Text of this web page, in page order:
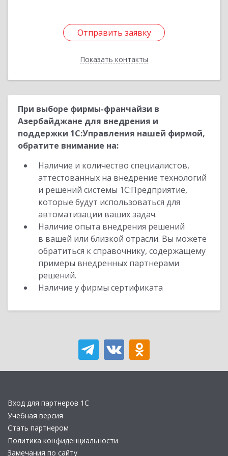
Отправить заявку
Показать контакты
Отправить заявку
Назад
При выборе фирмы-франчайзи в
Азербайджане для внедрения и
поддержки 1С:Управления нашей фирмой,
обратите внимание на:
Наличие и количество специалистов,
аттестованных на внедрение технологий
и решений системы 1С:Предприятие,
которые будут использоваться для
автоматизации ваших задач.
Наличие опыта внедрения решений
в вашей или близкой отрасли. Вы можете
обратиться к справочнику, содержащему
примеры внедренных партнерами
решений.
Наличие у фирмы сертификата
Вход для партнеров 1С
Учебная версия
Стать партнером
Политика конфиденциальности
Замечания по сайту